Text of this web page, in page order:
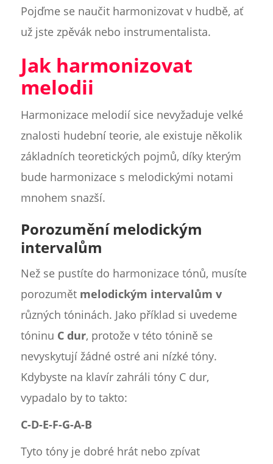
Pojďme se naučit harmonizovat v hudbě, ať
už jste zpěvák nebo instrumentalista.
Jak harmonizovat
melodii
Harmonizace melodií sice nevyžaduje velké
znalosti hudební teorie, ale existuje několik
základních teoretických pojmů, díky kterým
bude harmonizace s melodickými notami
mnohem snazší.
Porozumění melodickým
intervalům
Než se pustíte do harmonizace tónů, musíte
porozumět melodickým intervalům v
různých tóninách. Jako příklad si uvedeme
tóninu C dur, protože v této tónině se
nevyskytují žádné ostré ani nízké tóny.
Kdybyste na klavír zahráli tóny C dur,
vypadalo by to takto:
C-D-E-F-G-A-B
Tyto tóny je dobré hrát nebo zpívat